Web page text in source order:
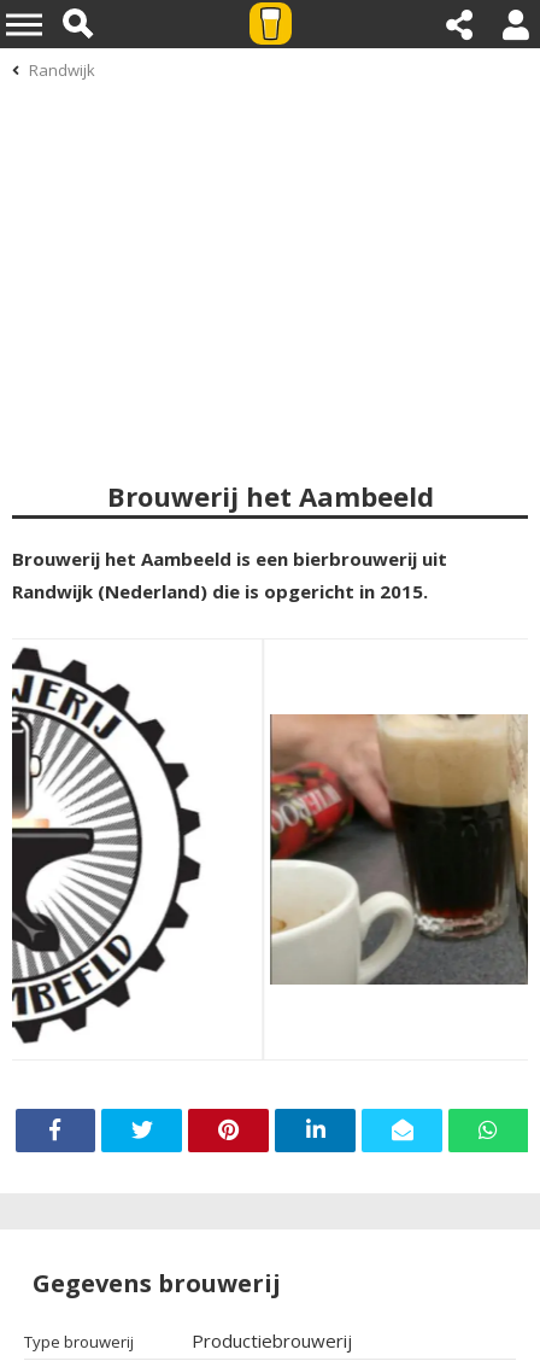
Randwijk
Brouwerij het Aambeeld
Brouwerij het Aambeeld is een bierbrouwerij uit
Randwijk (Nederland) die is opgericht in 2015.
Gegevens brouwerij
Type brouwerij Productiebrouwerij